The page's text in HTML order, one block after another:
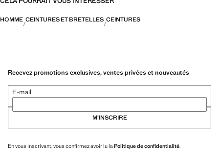
HOMME CEINTURES ET BRETELLES CEINTURES
Recevez promotions exclusives, ventes privées et nouveautés
E-mail
M’INSCRIRE
En vous inscrivant, vous confirmez avoir lu la Politique de confidentialité.